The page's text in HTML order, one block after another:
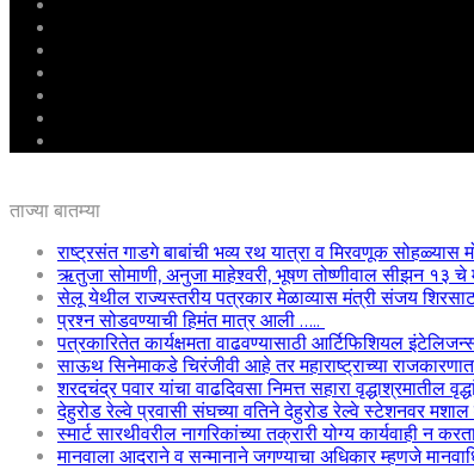
ताज्या बातम्या
राष्ट्रसंत गाडगे बाबांची भव्य रथ यात्रा व मिरवणूक
ऋतुजा सोमाणी, अनुजा माहेश्वरी, भूषण तोष्णीवाल सीझन १३
सेलू येथील राज्यस्तरीय पत्रकार मेळाव्यास मंत्री संजय
प्रश्न सोडवण्याची हिमंत मात्र आली …..
पत्रकारितेत कार्यक्षमता वाढवण्यासाठी आर्टिफिशियल
साऊथ सिनेमाकडे चिरंजीवी आहे तर महाराष्ट्राच्या
शरदचंद्र पवार यांचा वाढदिवसा निमत्त सहारा वृद्धाश्रमातील
देहुरोड रेल्वे प्रवासी संघच्या वतिने देहुरोड रेल्वे स्टेशनवर मशाल
स्मार्ट सारथीवरील नागरिकांच्या तक्रारी योग्य कार्यवाही न
मानवाला आदराने व सन्मानाने जगण्याचा अधिकार म्हणजे